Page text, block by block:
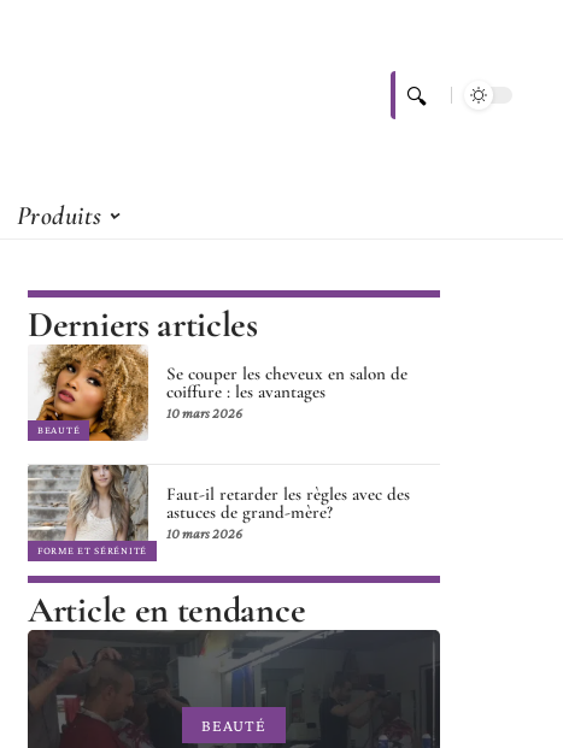
Produits
Derniers articles
BEAUTÉ
Se couper les cheveux en salon de
coiffure : les avantages
10 mars 2026
FORME ET SÉRÉNITÉ
Faut-il retarder les règles avec des
astuces de grand-mère?
10 mars 2026
Article en tendance
BEAUTÉ